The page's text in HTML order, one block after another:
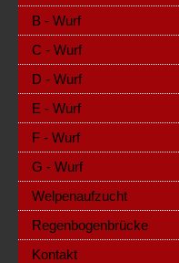
B - Wurf
C - Wurf
D - Wurf
E - Wurf
F - Wurf
G - Wurf
Welpenaufzucht
Regenbogenbrücke
Kontakt